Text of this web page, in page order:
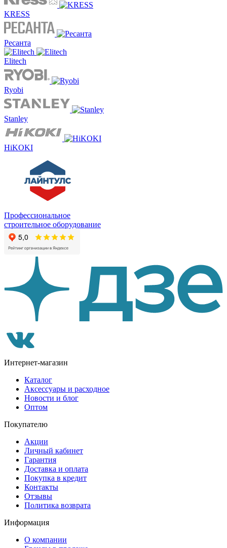
KRESS
Ресанта
Elitech
Ryobi
Stanley
HiKOKI
Профессиональное
строительное оборудование
Интернет-магазин
Каталог
Аксессуары и расходное
Новости и блог
Оптом
Покупателю
Акции
Личный кабинет
Гарантия
Доставка и оплата
Покупка в кредит
Контакты
Отзывы
Политика возврата
Информация
О компании